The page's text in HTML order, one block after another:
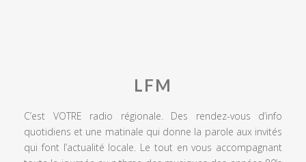
LFM
C’est VOTRE radio régionale. Des rendez-vous d’info
quotidiens et une matinale qui donne la parole aux invités
qui font l’actualité locale. Le tout en vous accompagnant